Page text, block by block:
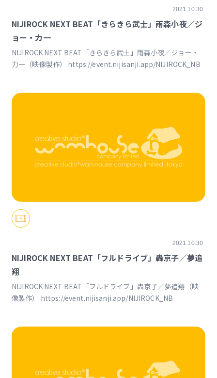
2021.10.30
NIJIROCK NEXT BEAT「きらきら武士」雨森小夜／ジ
ョー・力一
NIJIROCK NEXT BEAT「きらきら武士」雨森小夜／ジョー・
力一（映像製作） https://event.nijisanji.app/NIJIROCK_NB
2021.10.30
NIJIROCK NEXT BEAT「フルドライブ」轟京子／夢追
翔
NIJIROCK NEXT BEAT「フルドライブ」轟京子／夢追翔（映
像製作） https://event.nijisanji.app/NIJIROCK_NB